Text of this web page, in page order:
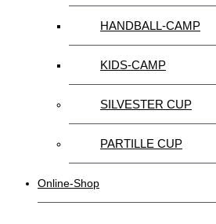
HANDBALL-CAMP
KIDS-CAMP
SILVESTER CUP
PARTILLE CUP
Online-Shop